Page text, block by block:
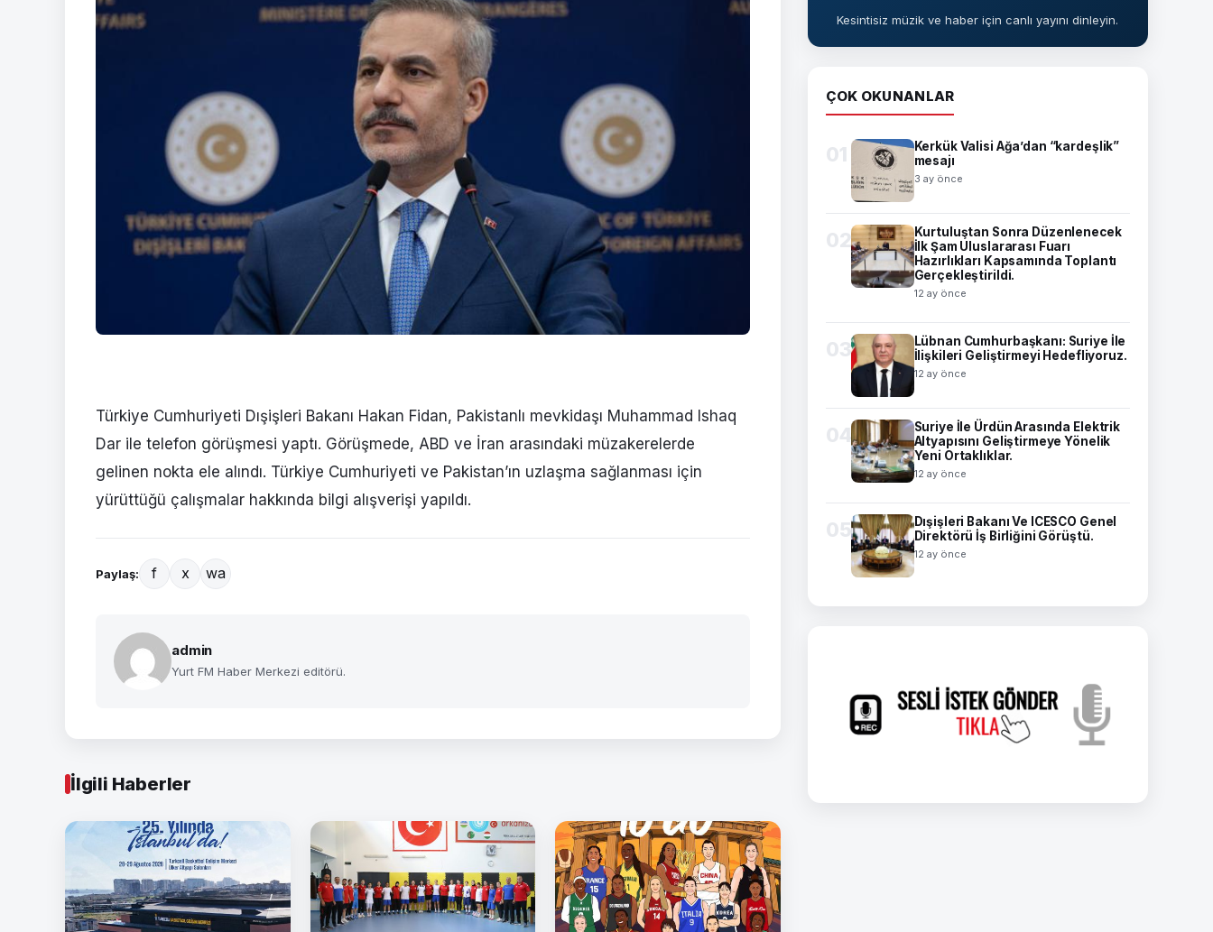
Türkiye Cumhuriyeti Dışişleri Bakanı Hakan Fidan, Pakistanlı mevkidaşı Muhammad Ishaq
Dar ile telefon görüşmesi yaptı. Görüşmede, ABD ve İran arasındaki müzakerelerde
gelinen nokta ele alındı. Türkiye Cumhuriyeti ve Pakistan’ın uzlaşma sağlanması için
yürüttüğü çalışmalar hakkında bilgi alışverişi yapıldı.
Paylaş: f x wa
admin
Yurt FM Haber Merkezi editörü.
İlgili Haberler
Kesintisiz müzik ve haber için canlı yayını dinleyin.
ÇOK OKUNANLAR
01
Kerkük Valisi Ağa’dan “kardeşlik”
mesajı
3 ay önce
02
Kurtuluştan Sonra Düzenlenecek
İlk Şam Uluslararası Fuarı
Hazırlıkları Kapsamında Toplantı
Gerçekleştirildi.
12 ay önce
03
Lübnan Cumhurbaşkanı: Suriye İle
İlişkileri Geliştirmeyi Hedefliyoruz.
12 ay önce
04
Suriye İle Ürdün Arasında Elektrik
Altyapısını Geliştirmeye Yönelik
Yeni Ortaklıklar.
12 ay önce
05
Dışişleri Bakanı Ve ICESCO Genel
Direktörü İş Birliğini Görüştü.
12 ay önce